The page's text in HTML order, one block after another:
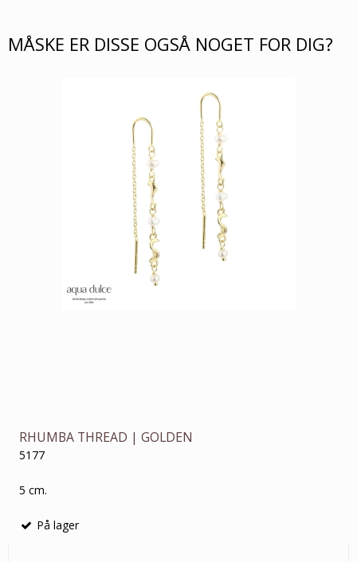
MÅSKE ER DISSE OGSÅ NOGET FOR DIG?
RHUMBA THREAD | GOLDEN
5177
5 cm.
På lager